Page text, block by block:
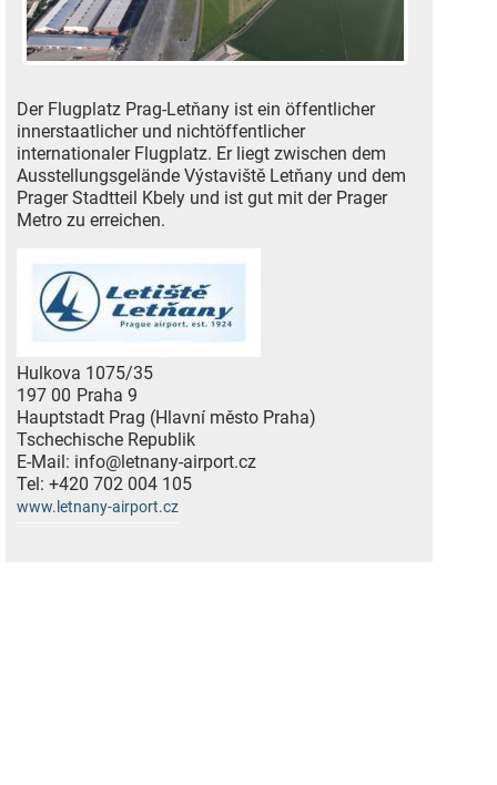
Der Flugplatz Prag-Letňany ist ein öffentlicher
innerstaatlicher und nichtöffentlicher
internationaler Flugplatz. Er liegt zwischen dem
Ausstellungsgelände Výstaviště Letňany und dem
Prager Stadtteil Kbely und ist gut mit der Prager
Metro zu erreichen.
Hulkova 1075/35
197 00 Praha 9
Hauptstadt Prag (Hlavní město Praha)
Tschechische Republik
E-Mail: info@letnany-airport.cz
Tel: +420 702 004 105
www.letnany-airport.cz